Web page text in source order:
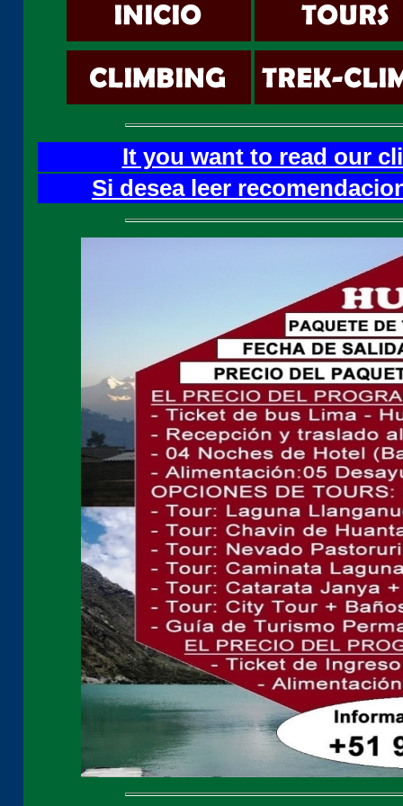
It you want to read our
Si desea leer